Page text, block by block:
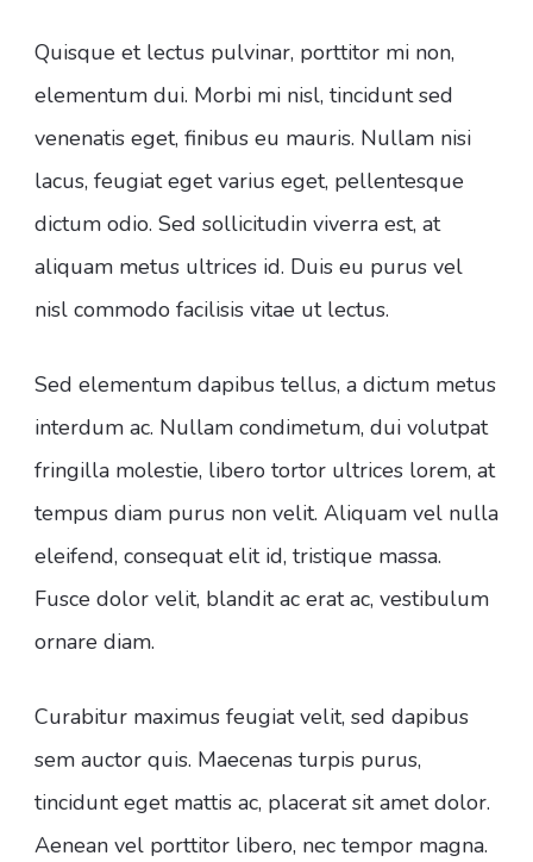
Quisque et lectus pulvinar, porttitor mi non,
elementum dui. Morbi mi nisl, tincidunt sed
venenatis eget, finibus eu mauris. Nullam nisi
lacus, feugiat eget varius eget, pellentesque
dictum odio. Sed sollicitudin viverra est, at
aliquam metus ultrices id. Duis eu purus vel
nisl commodo facilisis vitae ut lectus.
Sed elementum dapibus tellus, a dictum metus
interdum ac. Nullam condimetum, dui volutpat
fringilla molestie, libero tortor ultrices lorem, at
tempus diam purus non velit. Aliquam vel nulla
eleifend, consequat elit id, tristique massa.
Fusce dolor velit, blandit ac erat ac, vestibulum
ornare diam.
Curabitur maximus feugiat velit, sed dapibus
sem auctor quis. Maecenas turpis purus,
tincidunt eget mattis ac, placerat sit amet dolor.
Aenean vel porttitor libero, nec tempor magna.